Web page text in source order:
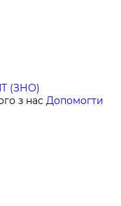
(ЗНО)
з нас Допомогти